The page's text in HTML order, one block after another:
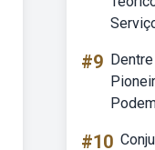
#9
#10